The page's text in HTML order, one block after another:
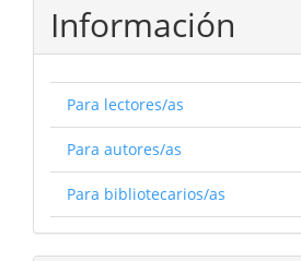
Información
Para lectores/as
Para autores/as
Para bibliotecarios/as